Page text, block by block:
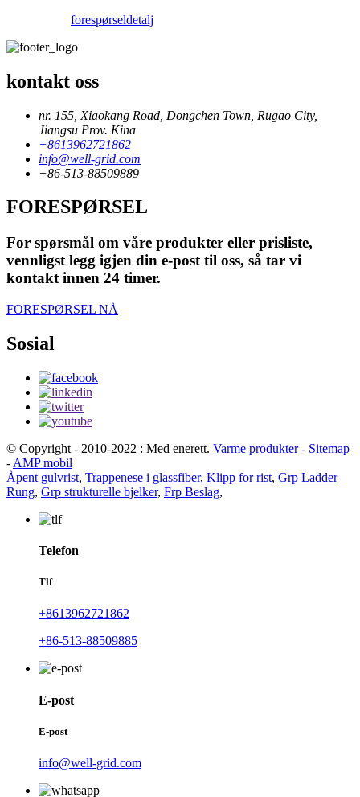
forespørseldetalj
kontakt oss
nr. 155, Xiaokang Road, Dongchen Town, Rugao City,
Jiangsu Prov. Kina
+8613962721862
info@well-grid.com
+86-513-88509889
FORESPØRSEL
For spørsmål om våre produkter eller prisliste,
vennligst legg igjen din e-post til oss, så tar vi
kontakt innen 24 timer.
FORESPØRSEL NÅ
Sosial
© Copyright - 2010-2022 : Med enerett. Varme produkter- Sitemap
- AMP mobil
Åpent gulvrist, Trappenese i glassfiber, Klipp for rist, Grp Ladder
Rung, Grp strukturelle bjelker, Frp Beslag,
Telefon
Tlf
+8613962721862
+86-513-88509885
E-post
E-post
info@well-grid.com